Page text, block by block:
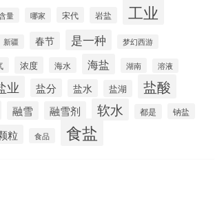
量 哪家 宋代 岩盐 工业
新疆 春节 是一种 梦幻西游
浓度 海水 海盐 湖南 溶液
业 盐分 盐水 盐湖 盐酸
融雪 融雪剂 软水 都是 钠盐
粒 食品 食盐